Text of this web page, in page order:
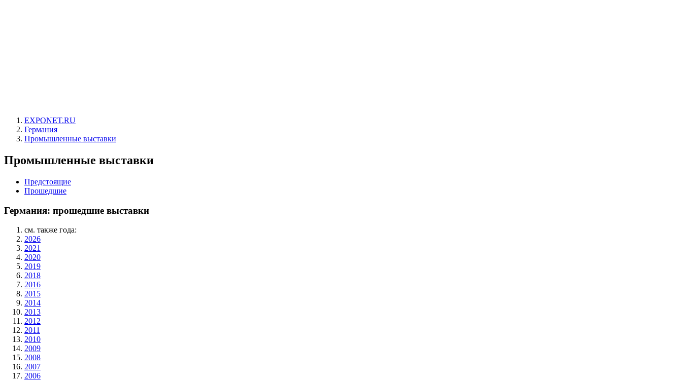
EXPONET.RU
Германия
Промышленные выставки
Промышленные выставки
Предстоящие
Прошедшие
Германия: прошедшие выставки
см. также года:
2026
2021
2020
2019
2018
2016
2015
2014
2013
2012
2011
2010
2009
2008
2007
2006